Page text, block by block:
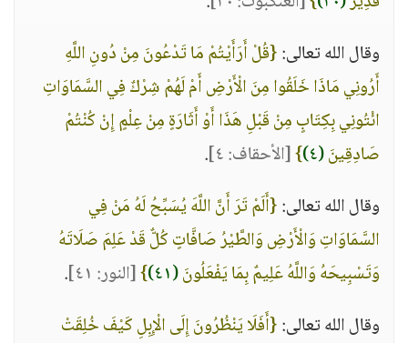
وقال الله تعالى:{قُلْ أَرَأَيْتُمْ مَا تَدْعُونَ مِنْ دُونِ اللَّهِ
أَرُونِي مَاذَا خَلَقُوا مِنَ الْأَرْضِ أَمْ لَهُمْ شِرْكٌ فِي السَّمَاوَاتِ
ائْتُونِي بِكِتَابٍ مِنْ قَبْلِ هَذَا أَوْ أَثَارَةٍ مِنْ عِلْمٍ إِنْ كُنْتُمْ
صَادِقِينَ(٤) }[الأحقاف: ٤]
.
وقال الله تعالى:{أَلَمْ تَرَ أَنَّ اللَّهَ يُسَبِّحُ لَهُ مَنْ فِي
السَّمَاوَاتِ وَالْأَرْضِ وَالطَّيْرُ صَافَّاتٍ كُلٌّ قَدْ عَلِمَ صَلَاتَهُ
وَتَسْبِيحَهُ وَاللَّهُ عَلِيمٌ بِمَا يَفْعَلُونَ(٤١) }[النور: ٤١]
.
وقال الله تعالى:{أَفَلَا يَنْظُرُونَ إِلَى الْإِبِلِ كَيْفَ خُلِقَتْ